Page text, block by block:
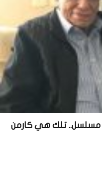
مسلسل.. تلك هي كارمن